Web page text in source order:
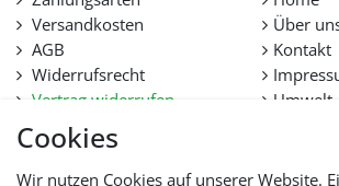
Cookies
Wir nutzen Cookies auf unserer Website.
Versandkosten
AGB
Widerrufsrecht
Vertrag widerrufen
Datenschutz
Hilfe
Lieferfristen und
Über
Kontakt
Umwelt